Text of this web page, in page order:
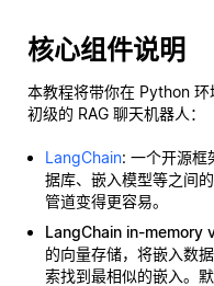
核心组件说明
本教程将带你在 Python
初级的 RAG 聊天机器人：
LangChain: 一个开源框
据库、嵌入模型等之间
管道变得更容易。
LangChain in-memory
的向量存储，将嵌入数
索找到最相似的嵌入。